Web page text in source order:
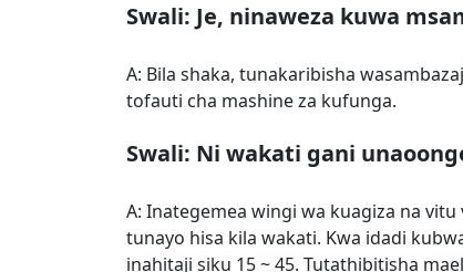
Swali: Je, ninaweza kuwa
A: Bila shaka, tunakaribisha
tofauti cha mashine za kufunga.
Swali: Ni wakati gani
A: Inategemea wingi wa kuagiza na
tunayo hisa kila wakati. Kwa idadi
inahitaji siku 15 ~ 45. Tutathibitisha